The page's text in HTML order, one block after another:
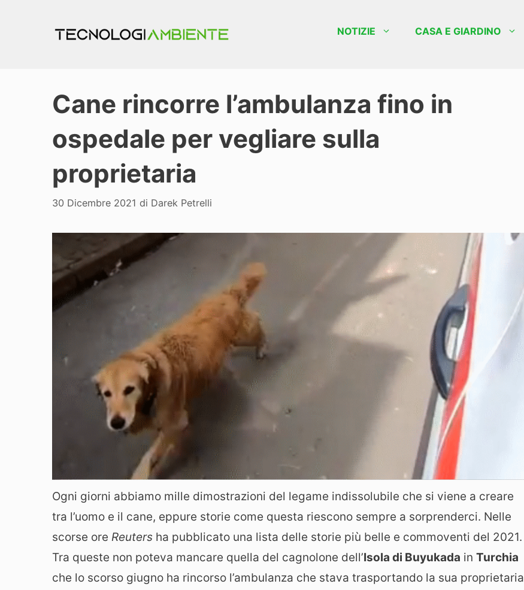
NOTIZIE CASA E GIARDINO
Cane rincorre l’ambulanza fino in
ospedale per vegliare sulla
proprietaria
30 Dicembre 2021 di Darek Petrelli
Ogni giorni abbiamo mille dimostrazioni del legame indissolubile che si viene a creare
tra l’uomo e il cane, eppure storie come questa riescono sempre a sorprenderci. Nelle
scorse ore Reuters ha pubblicato una lista delle storie più belle e commoventi del 2021.
Tra queste non poteva mancare quella del cagnolone dell’Isola di Buyukada in Turchia
che lo scorso giugno ha rincorso l’ambulanza che stava trasportando la sua proprietaria